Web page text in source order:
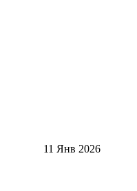
11 Янв 2026